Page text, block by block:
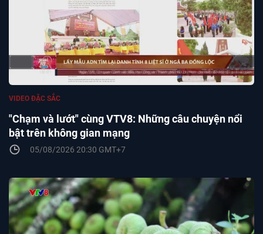
"Chạm và lướt" cùng VTV8: Những câu chuyện nổi
bật trên không gian mạng
VIDEO ĐẶC SẮC
05/08/2026 20:30 GMT+7